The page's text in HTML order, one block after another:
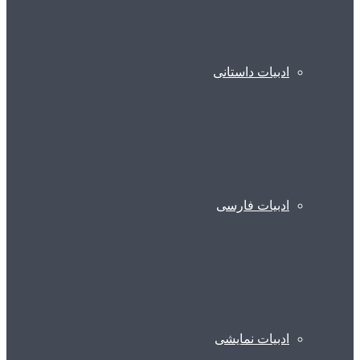
ادبیات داستانی
ادبیات فارسی
ادبیات نمایشی